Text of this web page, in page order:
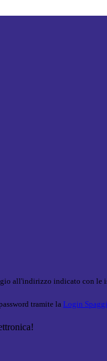
all'indirizzo indicato con le
tramite la Login